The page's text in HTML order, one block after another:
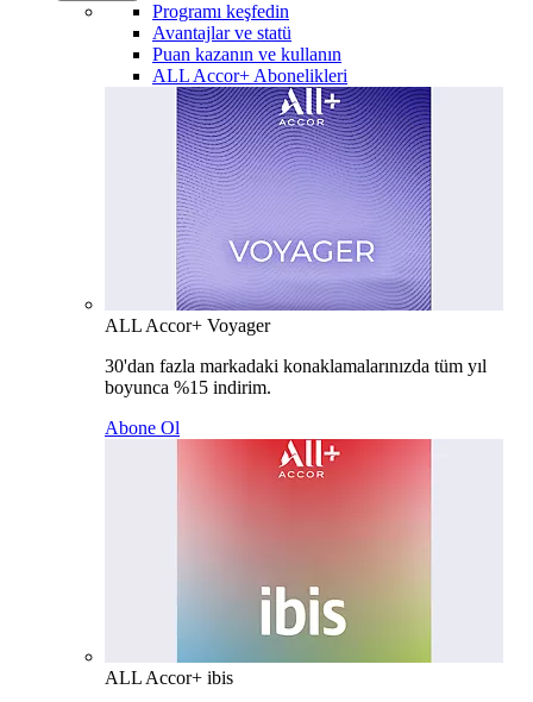
Programı keşfedin
Avantajlar ve statü
Puan kazanın ve kullanın
ALL Accor+ Abonelikleri
ALL Accor+ Voyager
30'dan fazla markadaki konaklamalarınızda tüm yıl
boyunca %15 indirim.
Abone Ol
ALL Accor+ ibis